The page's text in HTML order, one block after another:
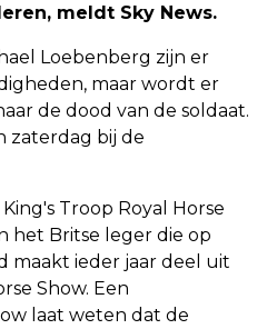
meldt Sky News.
Loebenberg zijn er
maar wordt er
de dood van de soldaat.
zaterdag bij de
Troop Royal Horse
het Britse leger die op
maakt ieder jaar deel uit
Show. Een
laat weten dat de